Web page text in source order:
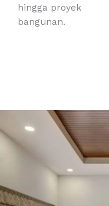
hingga proyek
bangunan.